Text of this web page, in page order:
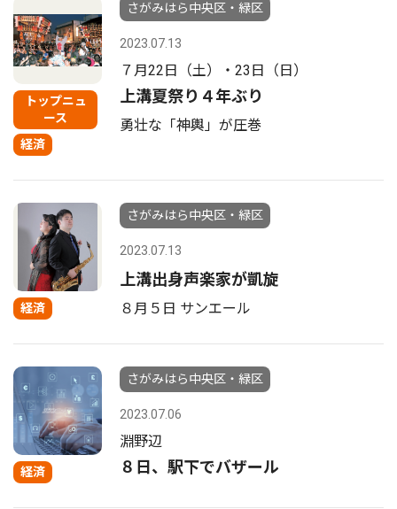
トップニュ
ース
経済
さがみはら中央区・緑区
2023.07.13
７月22日（土）・23日（日）
上溝夏祭り４年ぶり
勇壮な「神輿」が圧巻
経済
さがみはら中央区・緑区
2023.07.13
上溝出身声楽家が凱旋
８月５日 サンエール
経済
さがみはら中央区・緑区
2023.07.06
淵野辺
８日、駅下でバザール